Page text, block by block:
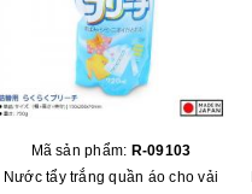
Mã sản phẩm: R-09103
Nước tẩy trắng quần áo cho vải